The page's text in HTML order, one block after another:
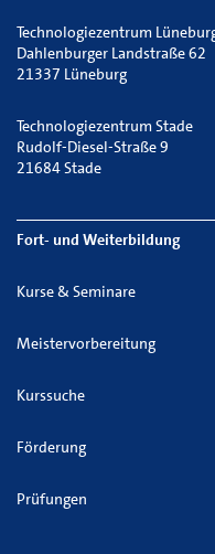
Technologiezentrum
Dahlenburger Landstraße 62
21337 Lüneburg
Technologiezentrum Stade
Rudolf-Diesel-Straße 9
21684 Stade
Fort- und Weiterbildung
Kurse & Seminare
Meistervorbereitung
Kurssuche
Förderung
Prüfungen